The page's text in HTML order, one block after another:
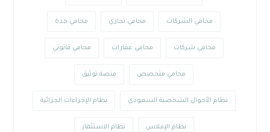
محامي الشركات محامي تجاري محامي جدة
محامي شركات محامي عقارات محامي قانوني
محامي متخصص منصة توثيق
نظام الأحوال الشخصية السعودي نظام الإجراءات الجزائية
نظام الإفلاس نظام الاستثمار